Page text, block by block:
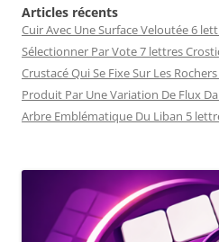
Articles récents
Cuir Avec Une Surface Veloutée 6
Sélectionner Par Vote 7 lettres
Crustacé Qui Se Fixe Sur Les
Produit Par Une Variation De Flux
Arbre Emblématique Du Liban 5